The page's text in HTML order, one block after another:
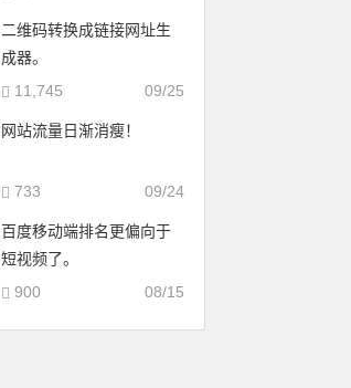
二维码转换成链接网址生
成器。
09/25
11,745
网站流量日渐消瘦！
09/24
733
百度移动端排名更偏向于
短视频了。
08/15
900